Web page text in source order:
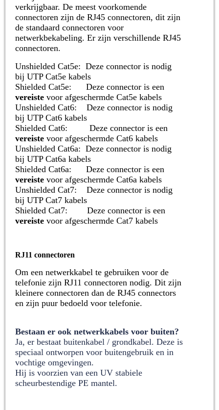
verkrijgbaar. De meest voorkomende
connectoren zijn de RJ45 connectoren, dit zijn
de standaard connectoren voor
netwerkbekabeling. Er zijn verschillende RJ45
connectoren.
Unshielded Cat5e: Deze connector is nodig
bij UTP Cat5e kabels
Shielded Cat5e:
Deze connector is een
vereiste voorafgeschermde Cat5e kabels
Unshielded Cat6: Deze connector is nodig
bij UTP Cat6 kabels
Shielded Cat6:Deze connector is een
vereiste voor afgeschermde Cat6 kabels
Unshielded Cat6a: Deze connector is nodig
bij UTP Cat6a kabels
Shielded Cat6a:Deze connector is een
vereiste voorafgeschermde Cat6a kabels
Unshielded Cat7: Deze connector is nodig
bij UTP Cat7 kabels
Shielded Cat7:
Deze connector is een
vereiste voorafgeschermde Cat7 kabels
RJ11 connectoren
Om een netwerkkabel te gebruiken voor de
telefonie zijnRJ11 connectoren nodig. Dit zijn
kleinere connectoren dan de RJ45 connectors
en zijn puur bedoeld voor telefonie.
Bestaan er ook netwerkkabels voor buiten?
Ja, er bestaat buitenkabel / grondkabel. Deze is
speciaal ontworpen voor buitengebruik en in
vochtige omgevingen.
Hij is voorzien van een UV stabiele
scheurbestendige PE mantel.